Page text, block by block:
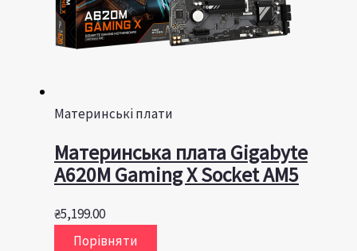
Материнські плати
Материнська плата Gigabyte
A620M Gaming X Socket AM5
₴5,199.00
Порівняти